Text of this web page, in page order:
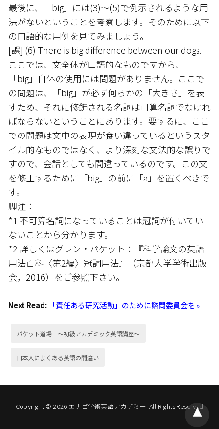
最後に、「big」には(3)〜(5)で例示されるような用
法がないということを考察します。そのために以下
の口語的な用例を見てみましょう。
[誤] (6) There is big difference between our dogs.
ここでは、文全体が口語的なものですから、
「big」自体の使用には問題がありません。ここで
の問題は、「big」が必ず何らかの「大きさ」を表
すため、それに修飾される名詞は可算名詞でなけれ
ばならないということにあります。要するに、ここ
での問題は文中の表現が食い違っているというスタ
イル的なものではなく、より深刻な文法的な誤りで
すので、会話としても間違っているのです。この文
を修正するために「big」の前に「a」を置くべきで
す。
脚注：
*1 不可算名詞になっていることは冠詞が付いてい
ないことから分かります。
*2 詳しくはグレン・パケット：『科学論文の英語
用法百科〈第2編〉冠詞用法』（京都大学学術出版
会，2016）をご参照下さい。
Next Read: 「責任ある研究活動」のために諮問委員会を »
パケット道場 ～初級アカデミック英語講座～
日本人によくある英語の間違い
Copyright © 2026 エナゴ学術英語アカデミー. All Rights Reserved